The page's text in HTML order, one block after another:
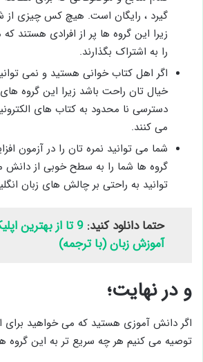
گیرد ، رایگان است. هیچ کس چیزی از
زیرا این گروه ها پر از افرادی هستند
را به اشتراک بگذارند.
اگر اهل کتاب خوانی هستید و نمی
خیال تان راحت باشد زیرا این گروه های
دسترسی نا محدود به کتاب های
می کنند.
شما می توانید نمره تان را در آزمون
گروه ها شما را به سطح خوبی از
توانید به راحتی بر چالش های زبان
حتما دانلود کنید:
9 تا از بهترین
آموزش زبان (با ترجمه)
و در نهایت؛
اگر دانش آموزی هستید که می خواهید برای
توصیه می کنیم هر چه سریع تر به این گروه